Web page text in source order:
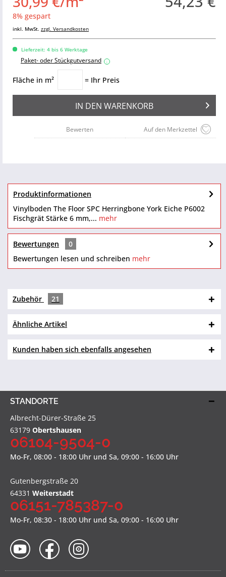
8% gespart
inkl. MwSt. zzgl. Versandkosten
Lieferzeit: 4 bis 6 Werktage
Paket- oder Stückgutversand i
Fläche in m² = Ihr Preis
IN DEN WARENKORB
Auf den Merkzettel
Bewerten
Produktinformationen
Vinylboden The Floor SPC Herringbone York Eiche P6002
Fischgrät Stärke 6 mm,... mehr
Bewertungen
0
Bewertungen lesen und schreiben mehr
Zubehör 21
Ähnliche Artikel
Kunden haben sich ebenfalls angesehen
STANDORTE
Albrecht-Dürer-Straße 25
63179 Obertshausen
06104-9504-0
Mo-Fr, 08:00 - 18:00 Uhr und Sa, 09:00 - 16:00 Uhr
Gutenbergstraße 20
64331 Weiterstadt
06151-785387-0
Mo-Fr, 08:30 - 18:00 Uhr und Sa, 09:00 - 16:00 Uhr